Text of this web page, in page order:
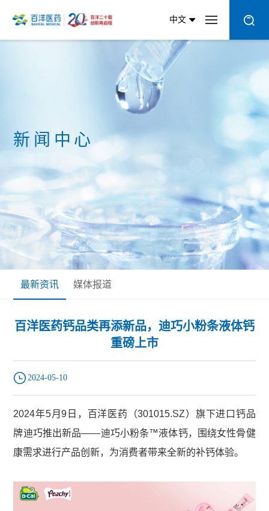
中文
新闻中心
最新资讯 媒体报道
百洋医药钙品类再添新品，迪巧小粉条液体钙
重磅上市
2024-05-10
2024年5月9日，百洋医药（301015.SZ）旗下进口钙品
牌迪巧推出新品——迪巧小粉条™液体钙，围绕女性骨健
康需求进行产品创新，为消费者带来全新的补钙体验。